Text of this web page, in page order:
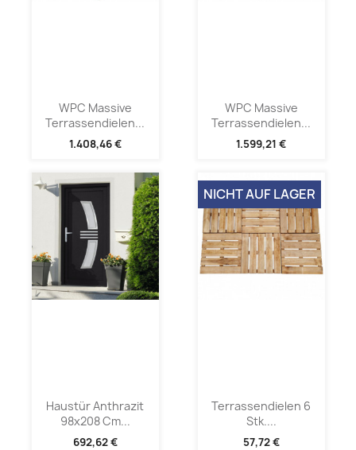
WPC Massive
Terrassendielen...
1.408,46 €
WPC Massive
Terrassendielen...
1.599,21 €
Haustür Anthrazit
98x208 Cm...
692,62 €
Terrassendielen 6
Stk....
57,72 €
NICHT AUF LAGER